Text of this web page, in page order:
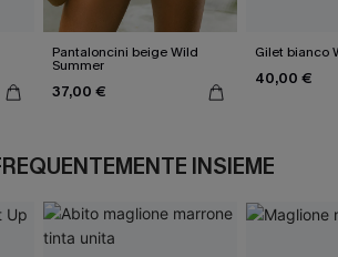
Pantaloncini beige Wild
Summer
37,00 €
Gilet bianco
40,00 €
INSIEME